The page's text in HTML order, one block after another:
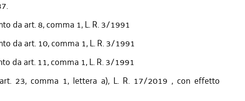
da art. 8, comma 1, L. R. 3/1991
da art. 10, comma 1, L. R. 3/1991
da art. 11, comma 1, L. R. 3/1991
23, comma 1, lettera a), L. R. 17/2019 , con effetto